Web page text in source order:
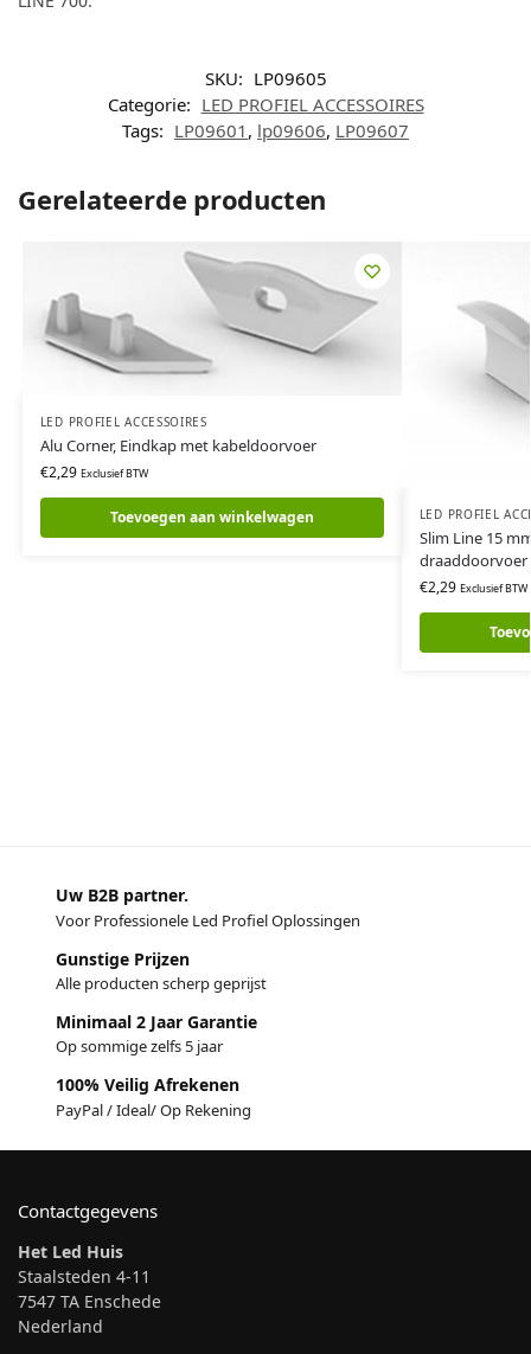
SKU: LP09605
Categorie: LED PROFIEL ACCESSOIRES
Tags: LP09601 , lp09606, LP09607
Gerelateerde producten
LED PROFIEL ACCESSOIRES
Alu Corner, Eindkap met kabeldoorvoer
€2,29 Exclusief BTW
Toevoegen aan winkelwagen LED PROFIEL
Slim Line 15
draaddoorvoer
€2,29 Exclusief BTW
Uw B2B partner.
Voor Professionele Led Profiel Oplossingen
Gunstige Prijzen
Alle producten scherp geprijst
Minimaal 2 Jaar Garantie
Op sommige zelfs 5 jaar
100% Veilig Afrekenen
PayPal / Ideal/ Op Rekening
Contactgegevens
Het Led Huis
Staalsteden 4-11
7547 TA Enschede
Nederland